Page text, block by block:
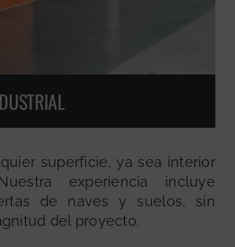
superficie, ya sea interior
experiencia incluye
de naves y suelos, sin
del proyecto.